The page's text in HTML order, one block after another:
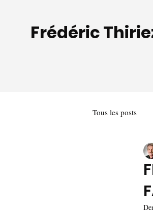
Frédéric
Tous les posts